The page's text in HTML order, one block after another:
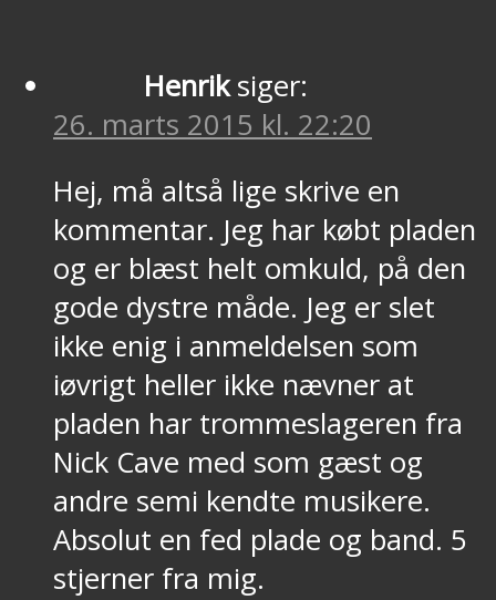
Henrik siger:
26. marts 2015 kl. 22:20
Hej, må altså lige skrive en
kommentar. Jeg har købt pladen
og er blæst helt omkuld, på den
gode dystre måde. Jeg er slet
ikke enig i anmeldelsen som
iøvrigt heller ikke nævner at
pladen har trommeslageren fra
Nick Cave med som gæst og
andre semi kendte musikere.
Absolut en fed plade og band. 5
stjerner fra mig.